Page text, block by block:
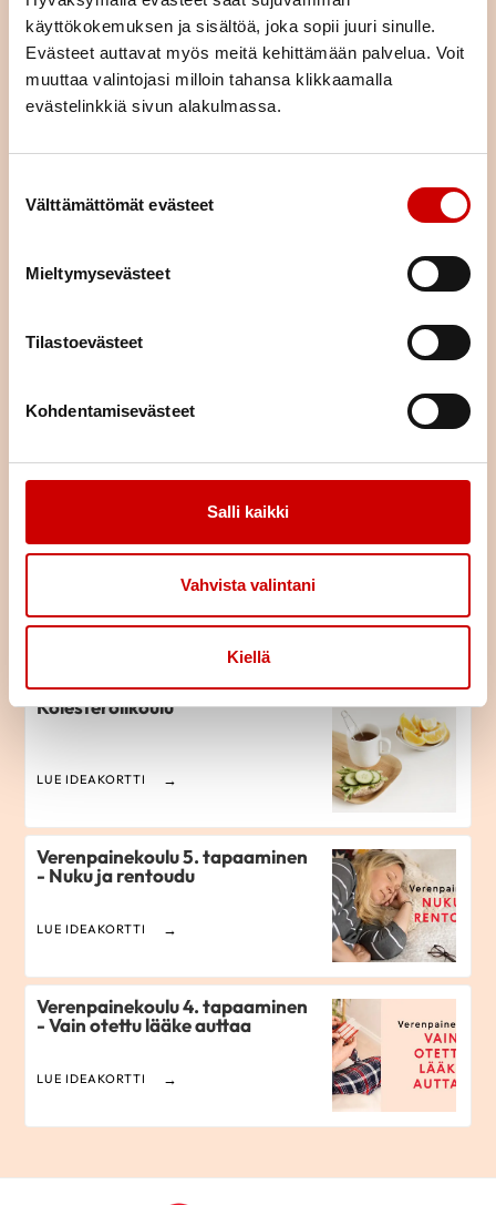
käyttökokemuksen ja sisältöä, joka sopii juuri sinulle.
Evästeet auttavat myös meitä kehittämään palvelua. Voit
muuttaa valintojasi milloin tahansa klikkaamalla
evästelinkkiä sivun alakulmassa.
Välttämättömät evästeet
Mieltymysevästeet
Tilastoevästeet
Kohdentamisevästeet
Salli kaikki
Vahvista valintani
Kiellä
riskitekijöistä”
LUE ARTIKKELI
Kolesterolikoulu
Terveysmittaustapahtumat
LUE ARTIKKELI
Tilaa teille sopiva tapahtuma
LUE ARTIKKELI
Kolesterolikoulu
LUE IDEAKORTTI
Verenpainekoulu 5. tapaaminen
- Nuku ja rentoudu
LUE IDEAKORTTI
Verenpainekoulu 4. tapaaminen
- Vain otettu lääke auttaa
LUE IDEAKORTTI